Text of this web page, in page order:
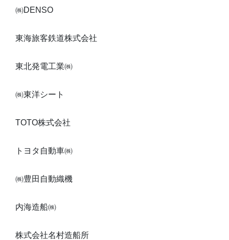
㈱DENSO
東海旅客鉄道株式会社
東北発電工業㈱
㈱東洋シート
TOTO株式会社
トヨタ自動車㈱
㈱豊田自動織機
内海造船㈱
株式会社名村造船所